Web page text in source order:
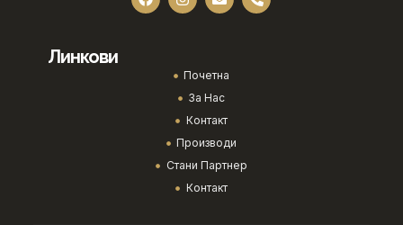
Линкови
Почетна
За Нас
Контакт
Производи
Стани Партнер
Контакт